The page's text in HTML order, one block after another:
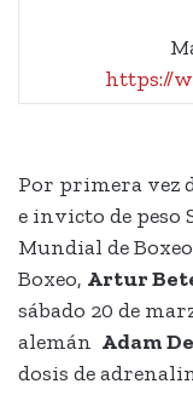
https://
Por primera vez
e invicto de peso
Mundial de
Boxeo, Artur
sábado 20 de
alemán Adam
dosis de